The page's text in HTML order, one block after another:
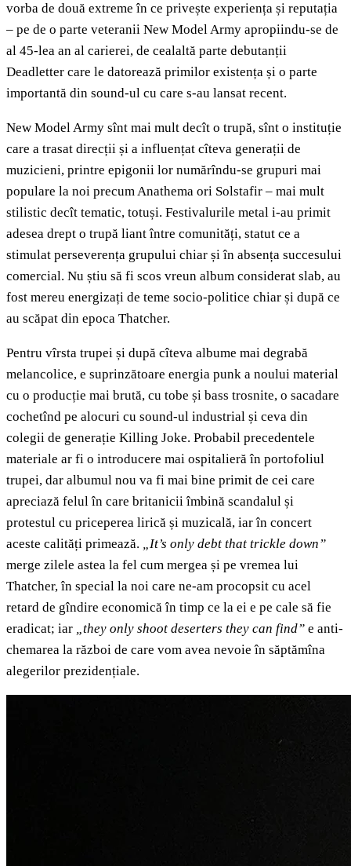
vorba de două extreme în ce privește experiența și reputația
– pe de o parte veteranii New Model Army apropiindu-se de
al 45-lea an al carierei, de cealaltă parte debutanții
Deadletter care le datorează primilor existența și o parte
importantă din sound-ul cu care s-au lansat recent.
New Model Army sînt mai mult decît o trupă, sînt o instituție
care a trasat direcții și a influențat cîteva generații de
muzicieni, printre epigonii lor numărîndu-se grupuri mai
populare la noi precum Anathema ori Solstafir – mai mult
stilistic decît tematic, totuși. Festivalurile metal i-au primit
adesea drept o trupă liant între comunități, statut ce a
stimulat perseverența grupului chiar și în absența succesului
comercial. Nu știu să fi scos vreun album considerat slab, au
fost mereu energizați de teme socio-politice chiar și după ce
au scăpat din epoca Thatcher.
Pentru vîrsta trupei și după cîteva albume mai degrabă
melancolice, e suprinzătoare energia punk a noului material
cu o producție mai brută, cu tobe și bass trosnite, o sacadare
cochetînd pe alocuri cu sound-ul industrial și ceva din
colegii de generație Killing Joke. Probabil precedentele
materiale ar fi o introducere mai ospitalieră în portofoliul
trupei, dar albumul nou va fi mai bine primit de cei care
apreciază felul în care britanicii îmbină scandalul și
protestul cu priceperea lirică și muzicală, iar în concert
aceste calități primează. „It’s only debt that trickle down”
merge zilele astea la fel cum mergea și pe vremea lui
Thatcher, în special la noi care ne-am procopsit cu acel
retard de gîndire economică în timp ce la ei e pe cale să fie
eradicat; iar „they only shoot deserters they can find” e anti-
chemarea la război de care vom avea nevoie în săptămîna
alegerilor prezidențiale.